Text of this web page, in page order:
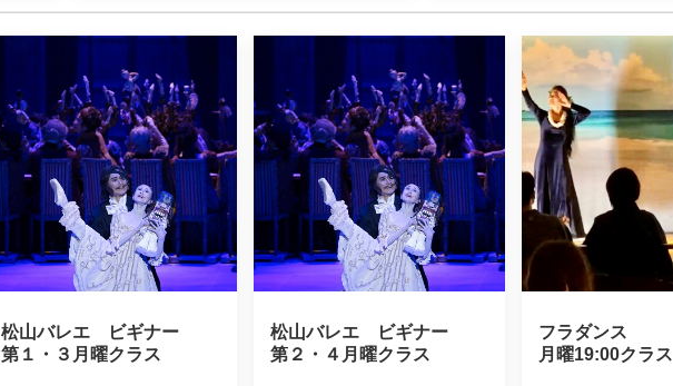
松山バレエ　ビギナー
第１・３月曜クラス
松山バレエ　ビギナー
第２・４月曜クラス
フラダンス
月曜19:00クラス